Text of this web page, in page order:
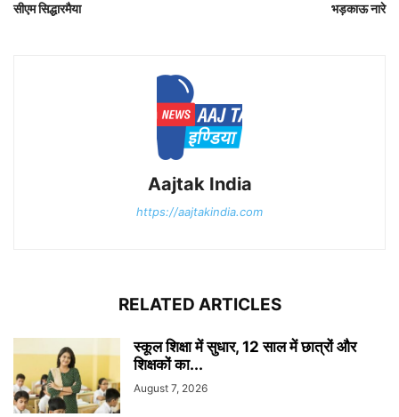
सीएम सिद्धारमैया
भड़काऊ नारे
Aajtak India
https://aajtakindia.com
RELATED ARTICLES
स्कूल शिक्षा में सुधार, 12 साल में छात्रों और
शिक्षकों का...
August 7, 2026